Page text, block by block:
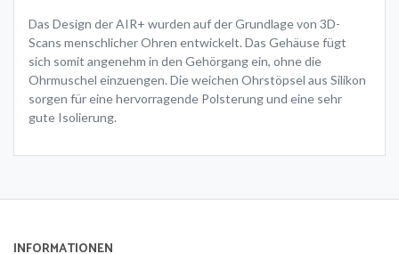
Das Design der AIR+ wurden auf der Grundlage von 3D-
Scans menschlicher Ohren entwickelt. Das Gehäuse fügt
sich somit angenehm in den Gehörgang ein, ohne die
Ohrmuschel einzuengen. Die weichen Ohrstöpsel aus Silikon
sorgen für eine hervorragende Polsterung und eine sehr
gute Isolierung.
INFORMATIONEN